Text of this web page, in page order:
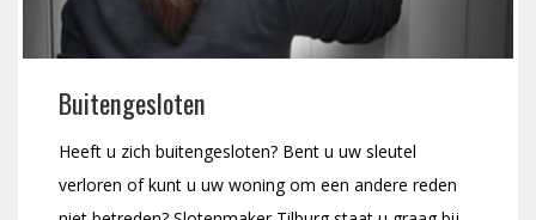
Buitengesloten
Heeft u zich buitengesloten? Bent u uw sleutel
verloren of kunt u uw woning om een andere reden